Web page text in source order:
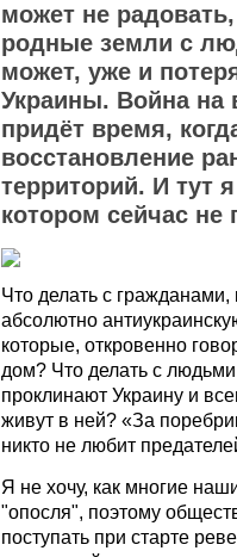
может не
родные земли с
может, уже и
Украины. Война на
придёт время,
восстановление
территорий. И тут
котором сейчас не
Что делать с
абсолютно
которые, откровенно
дом? Что делать с
проклинают Украину и
живут в ней? «За
никто не любит
Я не хочу, как многие
"опосля", поэтому
поступать при старте